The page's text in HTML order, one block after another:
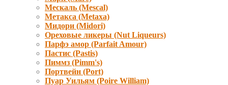
Мескаль (Mescal)
Метакса (Metaxa)
Мидори (Мidori)
Ореховые ликеры (Nut Liqueurs)
Парфэ амор (Parfait Amour)
Пастис (Pastis)
Пиммз (Pimm's)
Портвейн (Port)
Пуар Уильям (Poire William)